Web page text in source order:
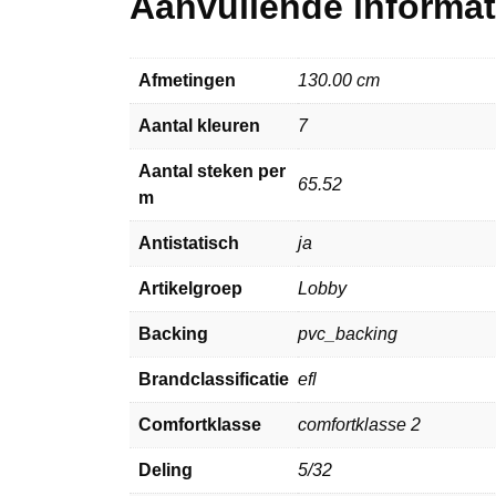
Afmetingen 130.00 cm
Aantal kleuren 7
Aantal steken per
m
65.52
Antistatisch ja
Artikelgroep Lobby
Backing pvc_backing
Brandclassificatie efl
Comfortklasse comfortklasse 2
Deling 5/32